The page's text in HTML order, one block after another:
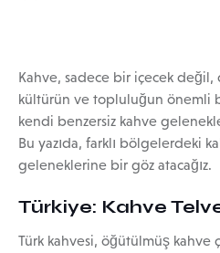
Kahve, sadece bir içecek
kültürün ve topluluğun önemli
kendi benzersiz kahve
Bu yazıda, farklı bölgelerdeki
geleneklerine bir göz atacağız.
Türkiye: Kahve
Türk kahvesi, öğütülmüş